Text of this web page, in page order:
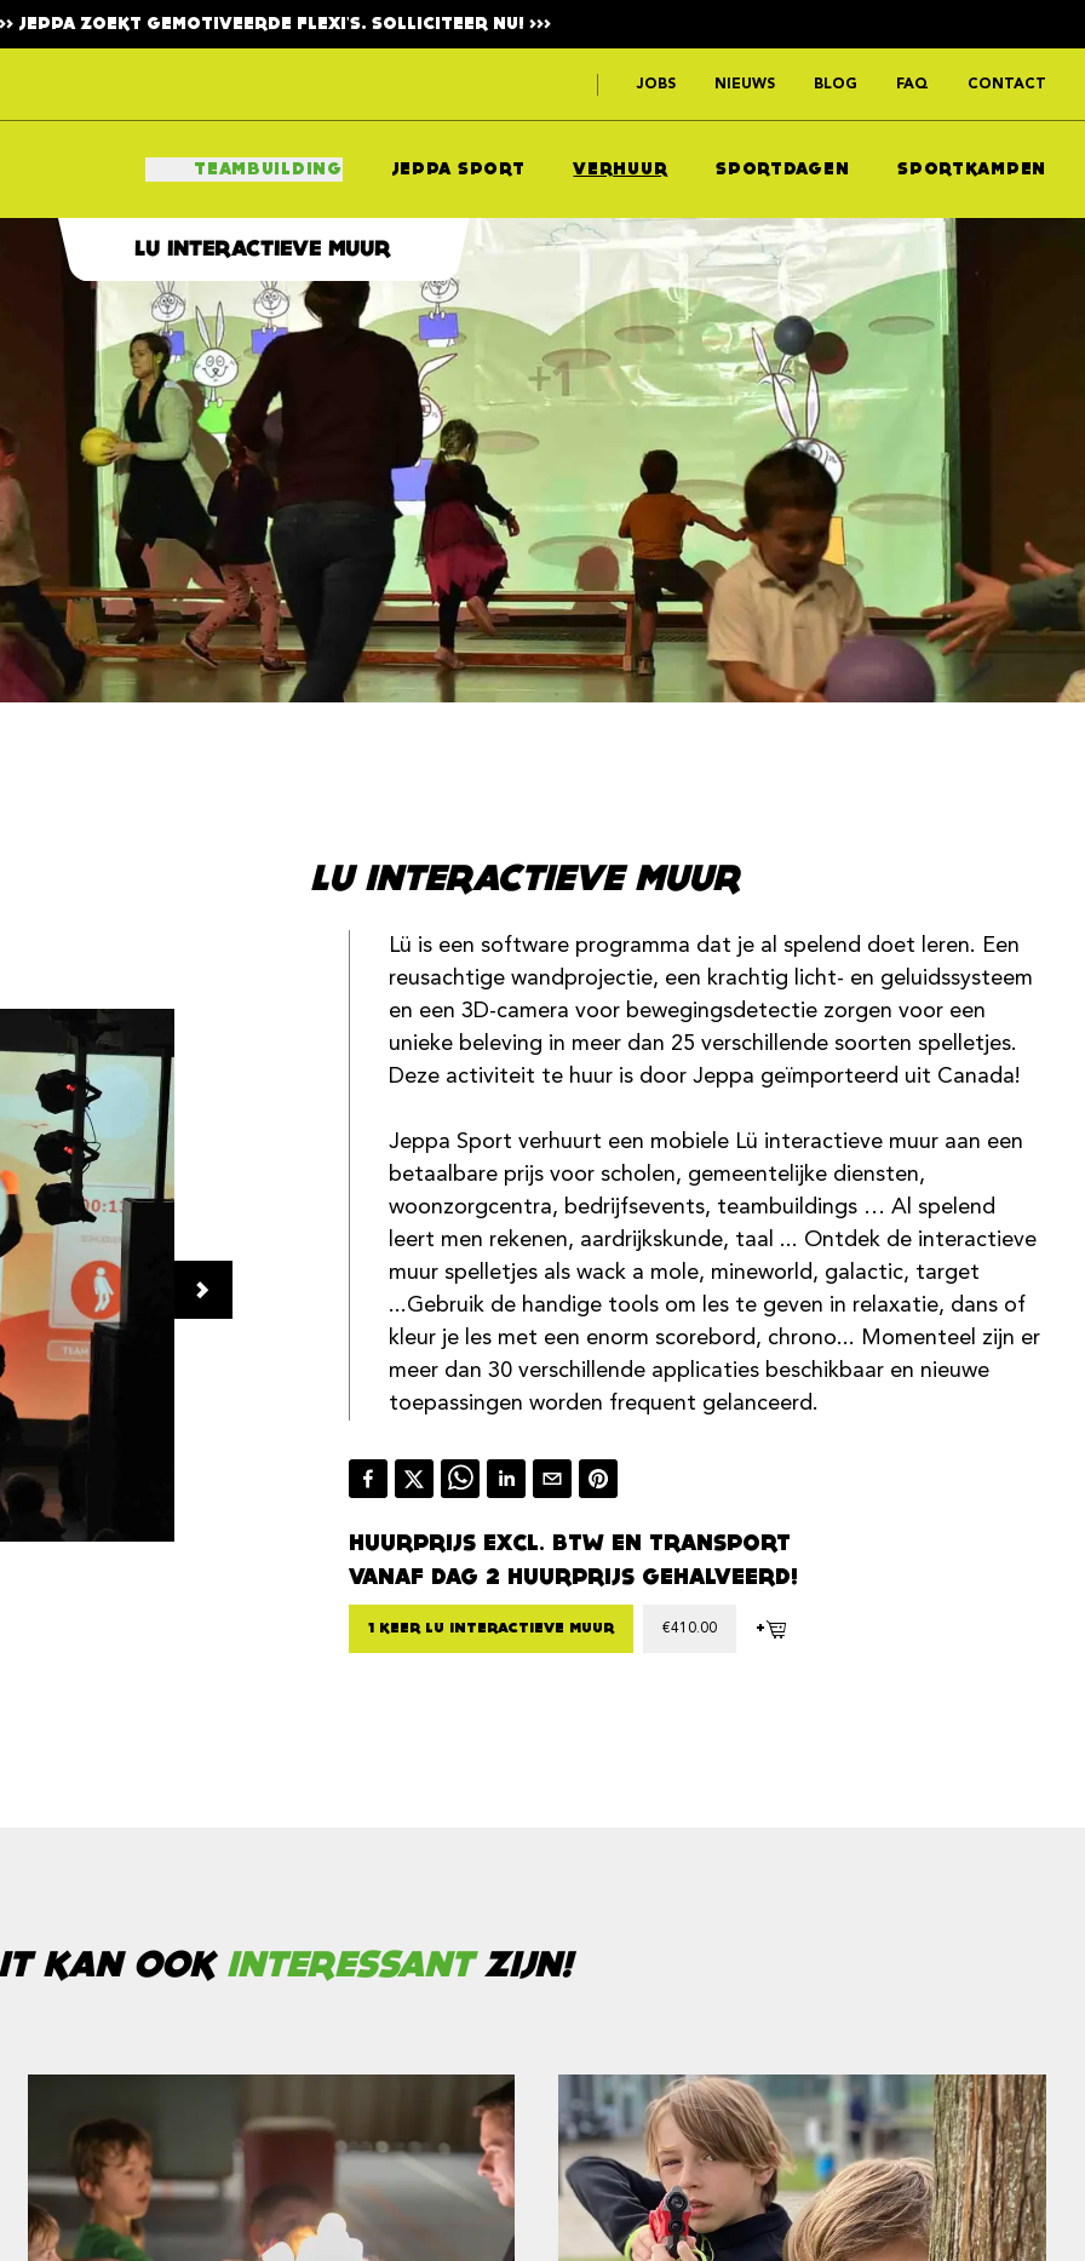
JEPPA ZOEKT GEMOTIVEERDE FLEXI'S. SOLLICITEER NU! >>>
JOBS NIEUWS BLOG FAQ CONTACT
TEAMBUILDING JEPPA SPORT VERHUUR SPORTDAGEN SPORTKAMPEN
LU INTERACTIEVE MUUR
LU INTERACTIEVE MUUR
Lü is een software programma dat je al spelend doet leren. Een
reusachtige wandprojectie, een krachtig licht- en geluidssysteem
en een 3D-camera voor bewegingsdetectie zorgen voor een
unieke beleving in meer dan 25 verschillende soorten spelletjes.
Deze activiteit te huur is door Jeppa geïmporteerd uit Canada!
Jeppa Sport verhuurt een mobiele Lü interactieve muur aan een
betaalbare prijs voor scholen, gemeentelijke diensten,
woonzorgcentra, bedrijfsevents, teambuildings … Al spelend
leert men rekenen, aardrijkskunde, taal ... Ontdek de interactieve
muur spelletjes als wack a mole, mineworld, galactic, target
...Gebruik de handige tools om les te geven in relaxatie, dans of
kleur je les met een enorm scorebord, chrono... Momenteel zijn er
meer dan 30 verschillende applicaties beschikbaar en nieuwe
toepassingen worden frequent gelanceerd.
HUURPRIJS EXCL. BTW EN TRANSPORT
VANAF DAG 2 HUURPRIJS GEHALVEERD!
1 KEER LU INTERACTIEVE MUUR €410.00 +
KAN OOK INTERESSANTZIJN!